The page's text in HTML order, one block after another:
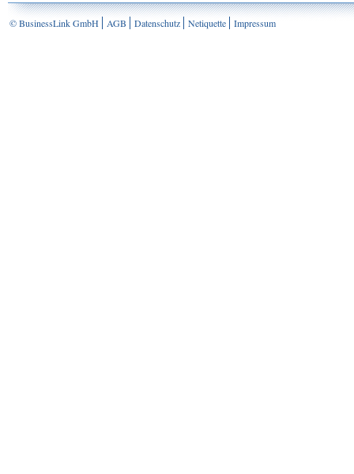
© BusinessLink GmbH AGB Datenschutz Netiquette Impressum